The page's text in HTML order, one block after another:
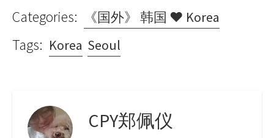
Categories: 《国外》 韩国 ♥ Korea
Tags: Korea Seoul
CPY郑佩仪